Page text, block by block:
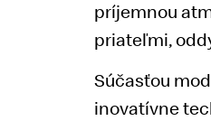
príjemnou
priateľmi,
Súčasťou
inovatívne